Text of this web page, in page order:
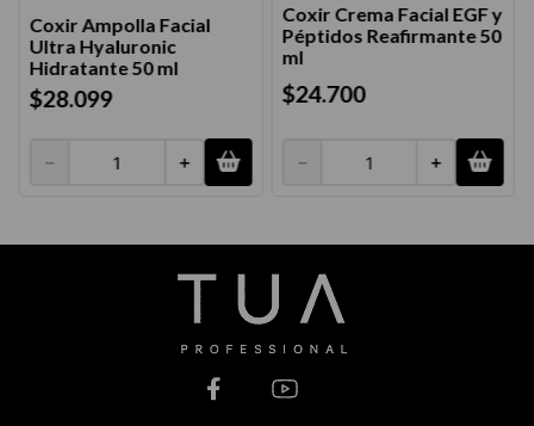
Coxir Ampolla Facial
Ultra Hyaluronic
Hidratante 50 ml
$28.099
＋
－
Coxir Crema Facial EGF y
Péptidos Reafirmante 50
ml
$24.700
＋
－